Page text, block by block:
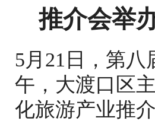
推介会举
5月21日，第
午，大渡口区
化旅游产业推